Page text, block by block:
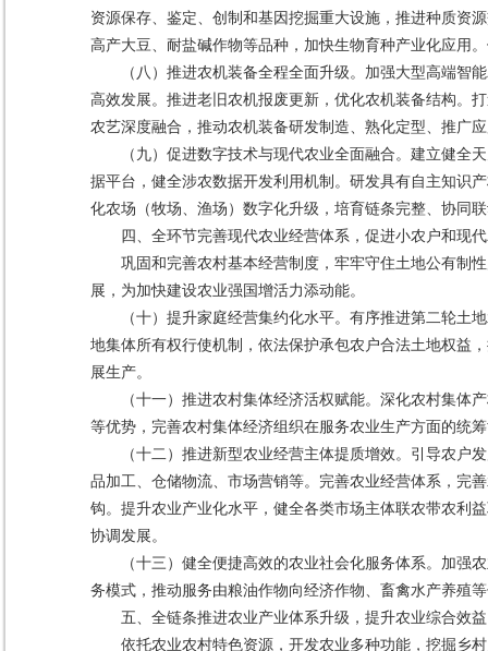
资源保存、鉴定、创制和基因挖掘重大设施，推进种质资
高产大豆、耐盐碱作物等品种，加快生物育种产业化应用
（八）推进农机装备全程全面升级。加强大型高端
高效发展。推进老旧农机报废更新，优化农机装备结构。
农艺深度融合，推动农机装备研发制造、熟化定型、推广
（九）促进数字技术与现代农业全面融合。建立健
据平台，健全涉农数据开发利用机制。研发具有自主知识
化农场（牧场、渔场）数字化升级，培育链条完整、协同
四、全环节完善现代农业经营体系，促进小农户和现
巩固和完善农村基本经营制度，牢牢守住土地公有制
展，为加快建设农业强国增活力添动能。
（十）提升家庭经营集约化水平。有序推进第二轮土
地集体所有权行使机制，依法保护承包农户合法土地权益
展生产。
（十一）推进农村集体经济活权赋能。深化农村集
等优势，完善农村集体经济组织在服务农业生产方面的统
（十二）推进新型农业经营主体提质增效。引导农
品加工、仓储物流、市场营销等。完善农业经营体系，完
钩。提升农业产业化水平，健全各类市场主体联农带农利
协调发展。
（十三）健全便捷高效的农业社会化服务体系。加
务模式，推动服务由粮油作物向经济作物、畜禽水产养殖
五、全链条推进农业产业体系升级，提升农业综合效益
依托农业农村特色资源，开发农业多种功能，挖掘乡